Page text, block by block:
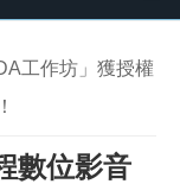
工作坊」獲授權
數位影音